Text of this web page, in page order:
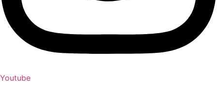
Youtube